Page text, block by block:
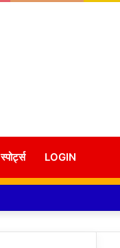
स्पोर्ट्स LOGIN